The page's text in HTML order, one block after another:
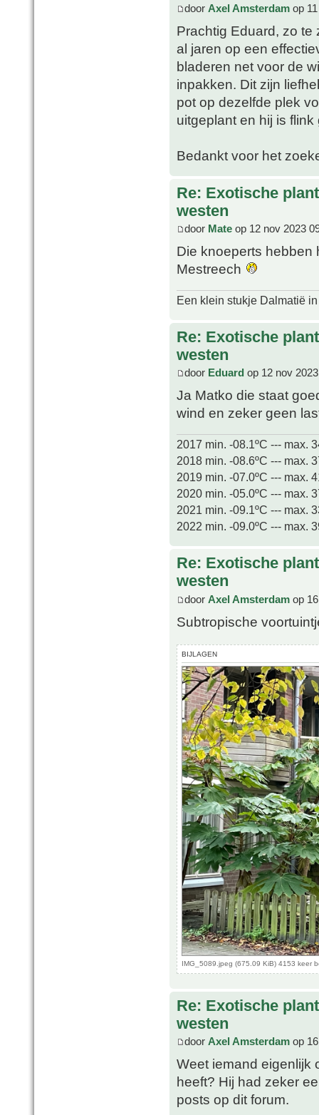
door Axel Amsterdam op
Prachtig Eduard, zo
al jaren op een
bladeren net voor de
inpakken. Dit zijn
pot op dezelfde plek
uitgeplant en hij is
Bedankt voor het
Re: Exotische
westen
door Mate op 12 nov 2023
Die knoeperts hebben
Mestreech
Een klein stukje Dalmatië
Re: Exotische
westen
door Eduard op 12 nov
Ja Matko die staat
wind en zeker geen
2017 min. -08.1ºC --- max.
2018 min. -08.6ºC --- max.
2019 min. -07.0ºC --- max.
2020 min. -05.0ºC --- max.
2021 min. -09.1ºC --- max.
2022 min. -09.0ºC --- max.
Re: Exotische
westen
door Axel Amsterdam op
Subtropische
BIJLAGEN
IMG_5089.jpeg (675.09 KiB) 4153 keer
Re: Exotische
westen
door Axel Amsterdam op
Weet iemand eigenlijk
heeft? Hij had zeker
posts op dit forum.